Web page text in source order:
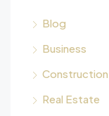
Blog
Business
Construction
Real Estate